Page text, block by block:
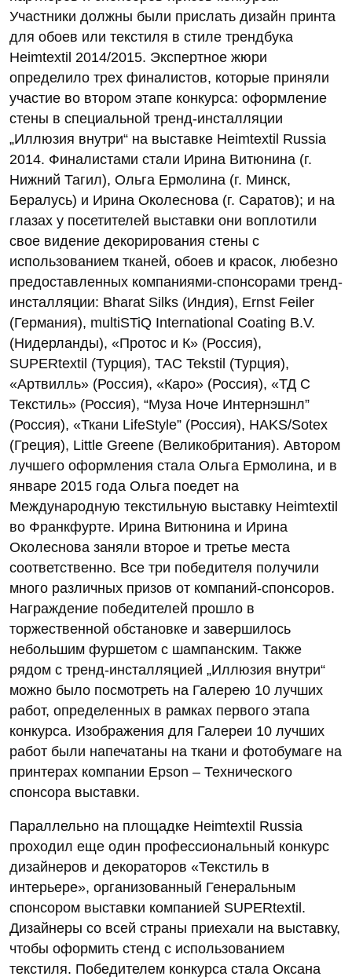
Участники должны были прислать дизайн принта
для обоев или текстиля в стиле трендбука
Heimtextil 2014/2015. Экспертное жюри
определило трех финалистов, которые приняли
участие во втором этапе конкурса: оформление
стены в специальной тренд-инсталляции
„Иллюзия внутри“ на выставке Heimtextil Russia
2014. Финалистами стали Ирина Витюнина (г.
Нижний Тагил), Ольга Ермолина (г. Минск,
Бералусь) и Ирина Околеснова (г. Саратов); и на
глазах у посетителей выставки они воплотили
свое видение декорирования стены с
использованием тканей, обоев и красок, любезно
предоставленных компаниями-спонсорами тренд-
инсталляции: Bharat Silks (Индия), Ernst Feiler
(Германия), multiSTiQ International Coating B.V.
(Нидерланды), «Протос и К» (Россия),
SUPERtextil (Турция), TAC Tekstil (Турция),
«Артвилль» (Россия), «Каро» (Россия), «ТД С
Текстиль» (Россия), “Муза Ноче Интернэшнл”
(Россия), «Ткани LifeStyle” (Россия), HAKS/Sotex
(Греция), Little Greene (Великобритания). Автором
лучшего оформления стала Ольга Ермолина, и в
январе 2015 года Ольга поедет на
Международную текстильную выставку Heimtextil
во Франкфурте. Ирина Витюнина и Ирина
Околеснова заняли второе и третье места
соответственно. Все три победителя получили
много различных призов от компаний-спонсоров.
Награждение победителей прошло в
торжественной обстановке и завершилось
небольшим фуршетом с шампанским. Также
рядом с тренд-инсталляцией „Иллюзия внутри“
можно было посмотреть на Галерею 10 лучших
работ, определенных в рамках первого этапа
конкурса. Изображения для Галереи 10 лучших
работ были напечатаны на ткани и фотобумаге на
принтерах компании Epson – Технического
спонсора выставки.
Параллельно на площадке Heimtextil Russia
проходил еще один профессиональный конкурс
дизайнеров и декораторов «Текстиль в
интерьере», организованный Генеральным
спонсором выставки компанией SUPERtextil.
Дизайнеры со всей страны приехали на выставку,
чтобы оформить стенд с использованием
текстиля. Победителем конкурса стала Оксана